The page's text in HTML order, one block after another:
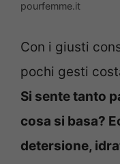
pourfemme.it
Con i giusti
pochi gesti
Si sente tanto
cosa si basa?
detersione,